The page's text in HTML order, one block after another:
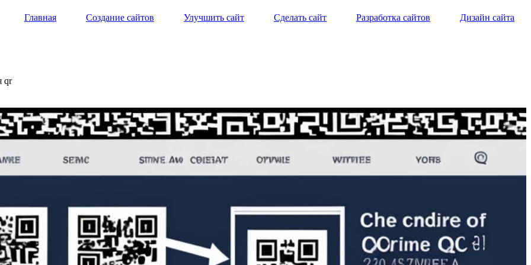
Главная Создание сайтов Улучшить сайт Сделать сайт Разработка сайтов Дизайн сайта
qr